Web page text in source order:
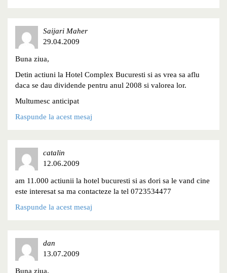
Saijari Maher
29.04.2009
Buna ziua,
Detin actiuni la Hotel Complex Bucuresti si as vrea sa aflu
daca se dau dividende pentru anul 2008 si valorea lor.
Multumesc anticipat
Raspunde la acest mesaj
catalin
12.06.2009
am 11.000 actiunii la hotel bucuresti si as dori sa le vand cine
este interesat sa ma contacteze la tel 0723534477
Raspunde la acest mesaj
dan
13.07.2009
Buna ziua,